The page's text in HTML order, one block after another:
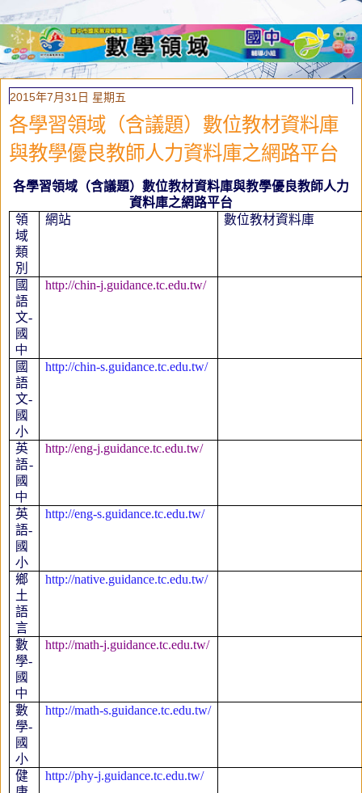
2015年7月31日 星期五
各學習領域（含議題）數位教材資料庫
與教學優良教師人力資料庫之網路平台
各學習領域（含議題）數位教材資料庫與教學優良教師人力
資料庫之網路平台
領
域
類
別
網站 數位教材資料庫
國
語
文-
國
中
http://chin-j.guidance.tc.edu.tw/
國
語
文-
國
小
http://chin-s.guidance.tc.edu.tw/
英
語-
國
中
http://eng-j.guidance.tc.edu.tw/
英
語-
國
小
http://eng-s.guidance.tc.edu.tw/
鄉
土
語
言
http://native.guidance.tc.edu.tw/
數
學-
國
中
http://math-j.guidance.tc.edu.tw/
數
學-
國
小
http://math-s.guidance.tc.edu.tw/
健
http://phy-j.guidance.tc.edu.tw/